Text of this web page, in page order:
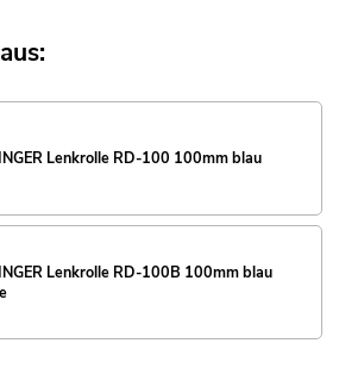
Lenkrolle RD-100 100mm blau
Lenkrolle RD-100B 100mm blau